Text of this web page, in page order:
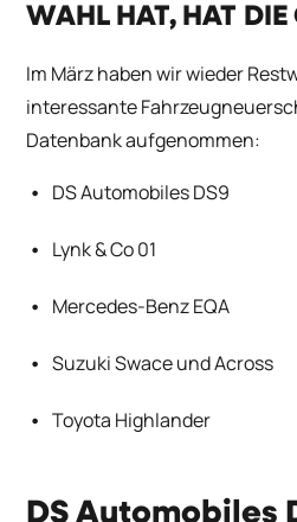
WAHL HAT, HAT DIE
Im März haben wir wieder
interessante
Datenbank aufgenommen:
DS Automobiles DS9
Lynk & Co 01
Mercedes-Benz EQA
Suzuki Swace und Across
Toyota Highlander
DS Automobiles